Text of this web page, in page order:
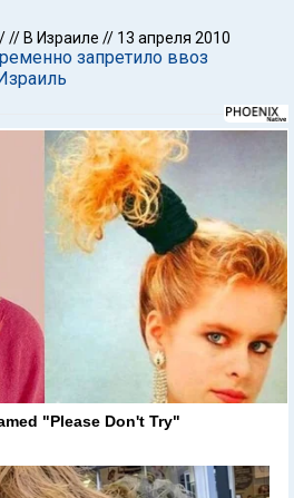
// В Израиле // 13 апреля 2010
запретило ввоз
"Please Don't Try"